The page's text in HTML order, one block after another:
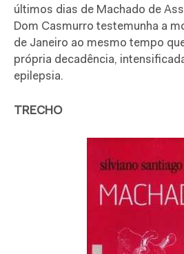
últimos dias de Machado de
Dom Casmurro testemunha a
de Janeiro ao mesmo tempo
própria decadência,
epilepsia.
TRECHO